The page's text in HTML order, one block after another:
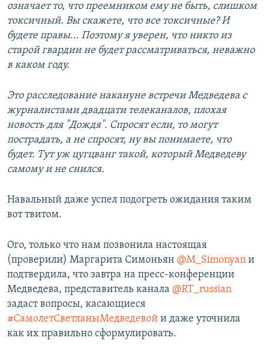
означает то, что преемником ему не быть, слишком
токсичный. Вы скажете, что все токсичные? И
будете правы... Поэтому я уверен, что никто из
старой гвардии не будет рассматриваться, неважно
в каком году.
Это расследование накануне встречи Медведева с
журналистами двадцати телеканалов, плохая
новость для "Дождя". Спросят если, то могут
пострадать, а не спросят, ну вы понимаете, что
будет. Тут уж цугцванг такой, который Медведеву
самому и не снился.
Навальный даже успел подогреть ожидания таким
вот твитом.
Ого, только что нам позвонила настоящая
(проверили) Маргарита Симоньян @M_Simonyan и
подтвердила, что завтра на пресс-конференции
Медведева, представитель канала @RT_russian
задаст вопросы, касающиеся
#СамолетСветланыМедведевой и даже уточнила
как их правильно сформулировать.